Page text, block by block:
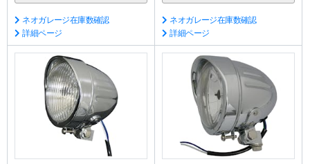
ネオガレージ在庫数確認
詳細ページ
ネオガレージ在庫数確認
詳細ページ